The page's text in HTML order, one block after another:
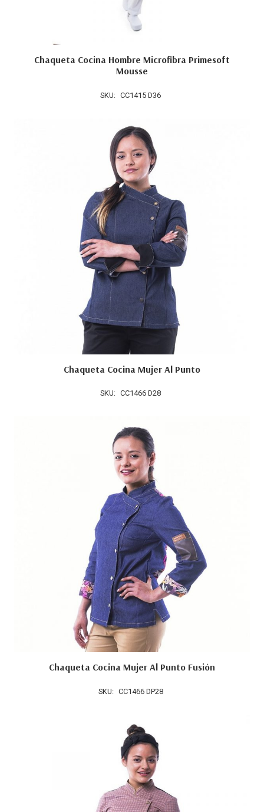
Chaqueta Cocina Hombre Microfibra Primesoft
Mousse
SKU: CC1415 D36
Chaqueta Cocina Mujer Al Punto
SKU: CC1466 D28
Chaqueta Cocina Mujer Al Punto Fusión
SKU: CC1466 DP28